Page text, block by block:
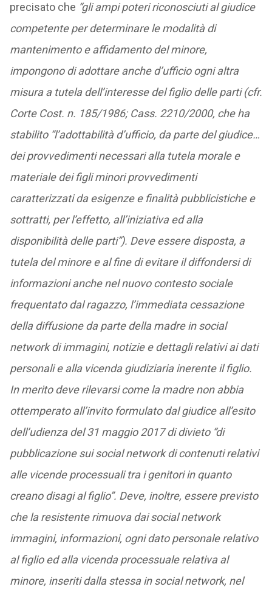
precisato che “gli ampi poteri riconosciuti al giudice
competente per determinare le modalità di
mantenimento e affidamento del minore,
impongono di adottare anche d’ufficio ogni altra
misura a tutela dell’interesse del figlio delle parti (cfr.
Corte Cost. n. 185/1986; Cass. 2210/2000, che ha
stabilito “l’adottabilità d’ufficio, da parte del giudice…
dei provvedimenti necessari alla tutela morale e
materiale dei figli minori provvedimenti
caratterizzati da esigenze e finalità pubblicistiche e
sottratti, per l’effetto, all’iniziativa ed alla
disponibilità delle parti”). Deve essere disposta, a
tutela del minore e al fine di evitare il diffondersi di
informazioni anche nel nuovo contesto sociale
frequentato dal ragazzo, l’immediata cessazione
della diffusione da parte della madre in social
network di immagini, notizie e dettagli relativi ai dati
personali e alla vicenda giudiziaria inerente il figlio.
In merito deve rilevarsi come la madre non abbia
ottemperato all’invito formulato dal giudice all’esito
dell’udienza del 31 maggio 2017 di divieto “di
pubblicazione sui social network di contenuti relativi
alle vicende processuali tra i genitori in quanto
creano disagi al figlio”. Deve, inoltre, essere previsto
che la resistente rimuova dai social network
immagini, informazioni, ogni dato personale relativo
al figlio ed alla vicenda processuale relativa al
minore, inseriti dalla stessa in social network, nel